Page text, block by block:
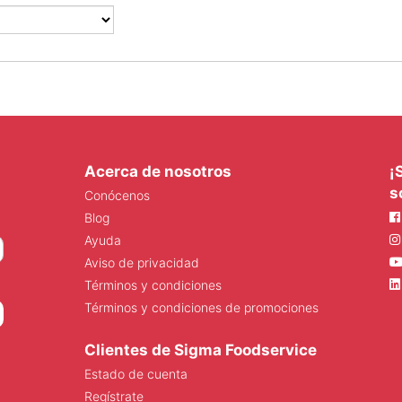
Acerca de nosotros
Conócenos
Blog
Ayuda
Aviso de privacidad
Términos y condiciones
Términos y condiciones de promociones
Clientes de Sigma Foodservice
Estado de cuenta
Regístrate